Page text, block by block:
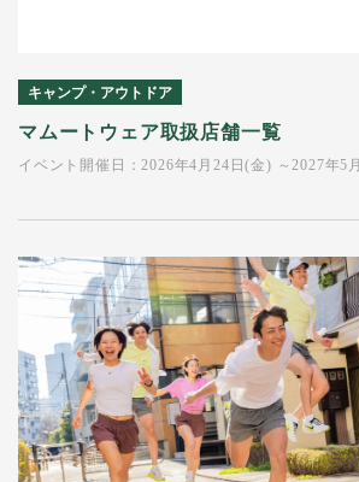
キャンプ・アウトドア
マムートウェア取扱店舗一覧
イベント開催日：2026年4月24日(金) ～2027年5